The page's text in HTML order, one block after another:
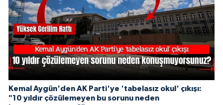
Kemal Aygün'den AK Parti'ye 'tabelasız okul' çıkışı:
"10 yıldır çözülemeyen bu sorunu neden